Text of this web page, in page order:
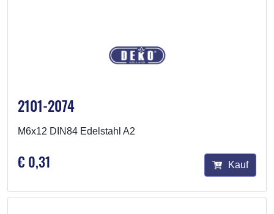
2101-2074
M6x12 DIN84 Edelstahl A2
€ 0,31 Kauf